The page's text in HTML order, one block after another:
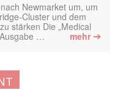
Newmarket um, um
Cluster und dem
stärken Die „Medical
…
mehr ➔